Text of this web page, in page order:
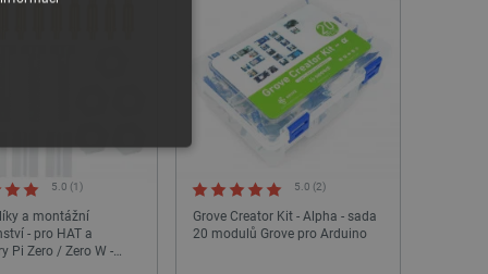
Nejnižší cena 30 dní před
slevou:
a montážní
- pro HAT a
Pi Zero / Zero W -
5.0 (1)
Grove Creator Kit - Alpha - sada
20 modulů Grove pro Arduino
5.0 (2)